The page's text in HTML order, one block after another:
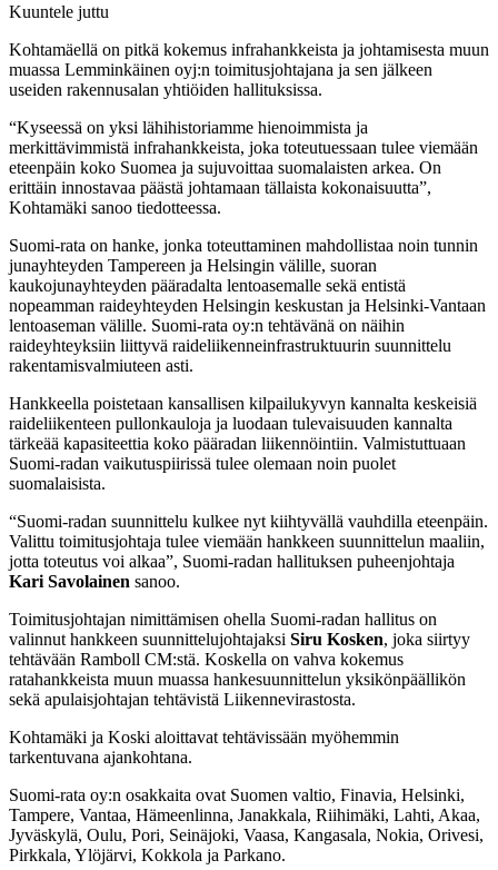
Kuuntele juttu
Kohtamäellä on pitkä kokemus infrahankkeista ja johtamisesta muun
muassa Lemminkäinen oyj:n toimitusjohtajana ja sen jälkeen
useiden rakennusalan yhtiöiden hallituksissa.
“Kyseessä on yksi lähihistoriamme hienoimmista ja
merkittävimmistä infrahankkeista, joka toteutuessaan tulee viemään
eteenpäin koko Suomea ja sujuvoittaa suomalaisten arkea. On
erittäin innostavaa päästä johtamaan tällaista kokonaisuutta”,
Kohtamäki sanoo tiedotteessa.
Suomi-rata on hanke, jonka toteuttaminen mahdollistaa noin tunnin
junayhteyden Tampereen ja Helsingin välille, suoran
kaukojunayhteyden pääradalta lentoasemalle sekä entistä
nopeamman raideyhteyden Helsingin keskustan ja Helsinki-Vantaan
lentoaseman välille. Suomi-rata oy:n tehtävänä on näihin
raideyhteyksiin liittyvä raideliikenneinfrastruktuurin suunnittelu
rakentamisvalmiuteen asti.
Hankkeella poistetaan kansallisen kilpailukyvyn kannalta keskeisiä
raideliikenteen pullonkauloja ja luodaan tulevaisuuden kannalta
tärkeää kapasiteettia koko pääradan liikennöintiin. Valmistuttuaan
Suomi-radan vaikutuspiirissä tulee olemaan noin puolet
suomalaisista.
“Suomi-radan suunnittelu kulkee nyt kiihtyvällä vauhdilla eteenpäin.
Valittu toimitusjohtaja tulee viemään hankkeen suunnittelun maaliin,
jotta toteutus voi alkaa”, Suomi-radan hallituksen puheenjohtaja
Kari Savolainen sanoo.
Toimitusjohtajan nimittämisen ohella Suomi-radan hallitus on
valinnut hankkeen suunnittelujohtajaksi Siru Kosken, joka siirtyy
tehtävään Ramboll CM:stä. Koskella on vahva kokemus
ratahankkeista muun muassa hankesuunnittelun yksikönpäällikön
sekä apulaisjohtajan tehtävistä Liikennevirastosta.
Kohtamäki ja Koski aloittavat tehtävissään myöhemmin
tarkentuvana ajankohtana.
Suomi-rata oy:n osakkaita ovat Suomen valtio, Finavia, Helsinki,
Tampere, Vantaa, Hämeenlinna, Janakkala, Riihimäki, Lahti, Akaa,
Jyväskylä, Oulu, Pori, Seinäjoki, Vaasa, Kangasala, Nokia, Orivesi,
Pirkkala, Ylöjärvi, Kokkola ja Parkano.